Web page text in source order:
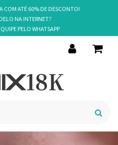
COM ATÉ 60% DE DESCONTO!
NA INTERNET?
PELO WHATSAPP